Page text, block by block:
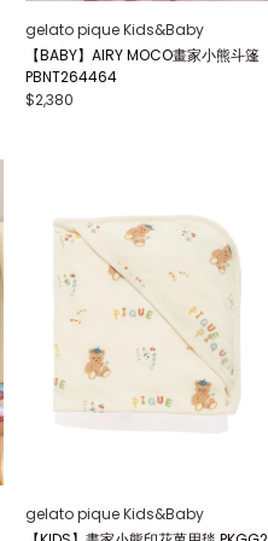
gelato pique Kids&Baby
【BABY】AIRY MOCO畫家小熊斗篷
PBNT264464
$2,380
gelato pique Kids&Baby